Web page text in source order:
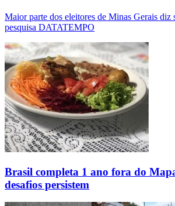
Maior parte dos eleitores de Minas Gerais diz
pesquisa DATATEMPO
Brasil completa 1 ano fora do
desafios persistem